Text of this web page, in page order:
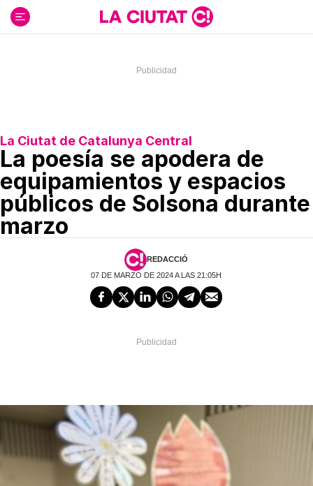
contenido
La Ciutat de Catalunya Central
La poesía se apodera de
equipamientos y espacios
públicos de Solsona durante
marzo
REDACCIÓ
07 DE MARZO DE 2024 A LAS 21:05H